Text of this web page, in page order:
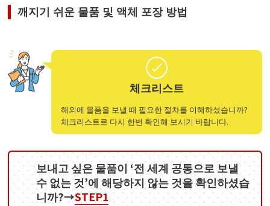
깨지기 쉬운 물품 및 액체 포장 방법
체크리스트
해외에 물품을 보낼 때 필요한 절차를 이해하셨습니까?
체크리스트로 다시 한번 확인해 보시기 바랍니다.
보내고 싶은 물품이 ‘전 세계 공통으로 보낼
수 없는 것’에 해당하지 않는 것을 확인하셨습
니까?→STEP1